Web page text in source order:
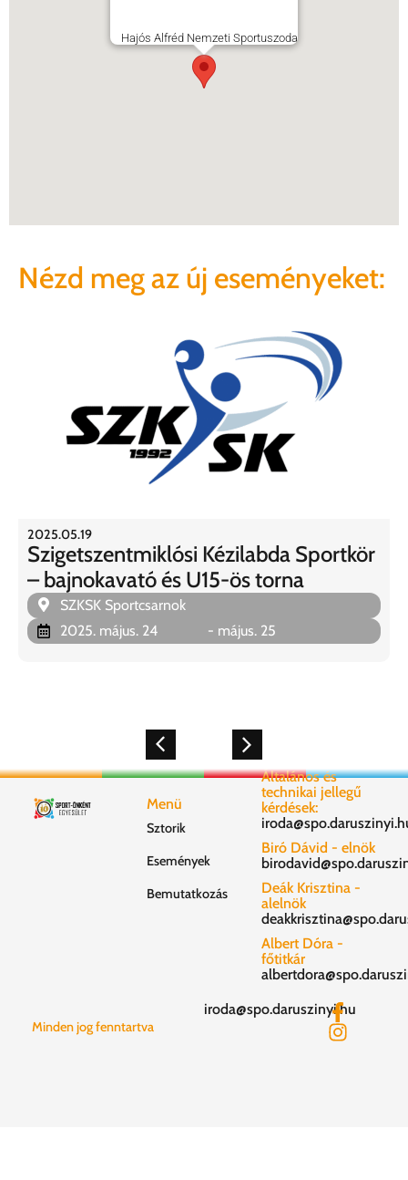
Hajós Alfréd Nemzeti Sportuszoda
Nézd meg az új eseményeket:
2025.05.19
Szigetszentmiklósi Kézilabda Sportkör
– bajnokavató és U15-ös torna
SZKSK Sportcsarnok
2025. május. 24
- május. 25
Menü
Sztorik
Események
Bemutatkozás
Általános és
technikai jellegű
kérdések:
Biró Dávid - elnök
Deák Krisztina -
alelnök
Albert Dóra -
főtitkár
Minden jog fenntartva
iroda@spo.daruszinyi.hu